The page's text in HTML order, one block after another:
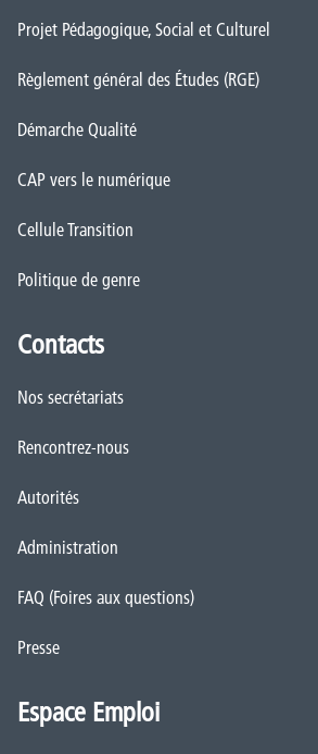
Projet Pédagogique, Social et Culturel
Règlement général des Études (RGE)
Démarche Qualité
CAP vers le numérique
Cellule Transition
Politique de genre
Contacts
Nos secrétariats
Rencontrez-nous
Autorités
Administration
FAQ (Foires aux questions)
Presse
Espace Emploi